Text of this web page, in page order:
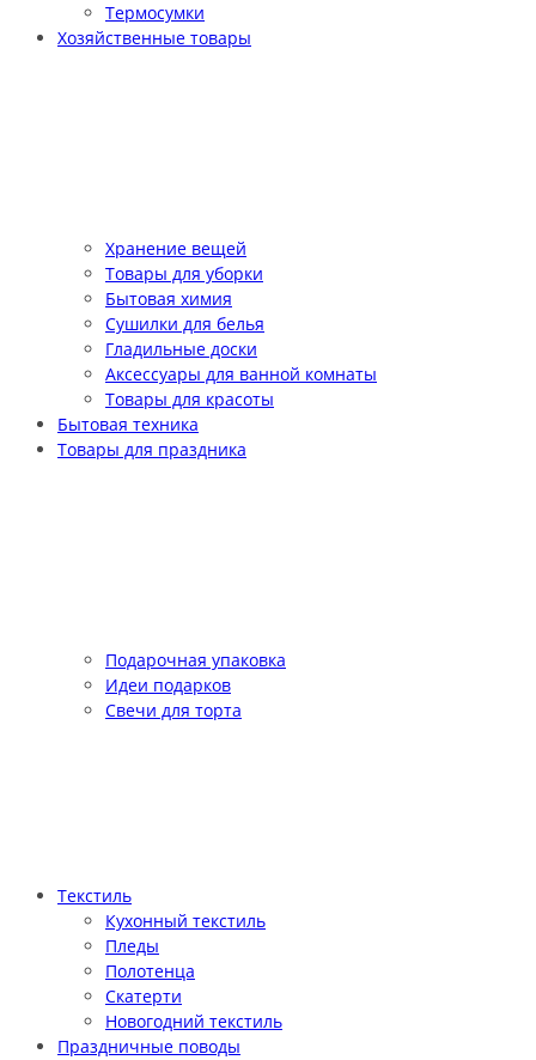
Термосумки
Хозяйственные товары
Хранение вещей
Товары для уборки
Бытовая химия
Сушилки для белья
Гладильные доски
Аксессуары для ванной комнаты
Товары для красоты
Бытовая техника
Товары для праздника
Подарочная упаковка
Идеи подарков
Свечи для торта
Текстиль
Кухонный текстиль
Пледы
Полотенца
Скатерти
Новогодний текстиль
Праздничные поводы